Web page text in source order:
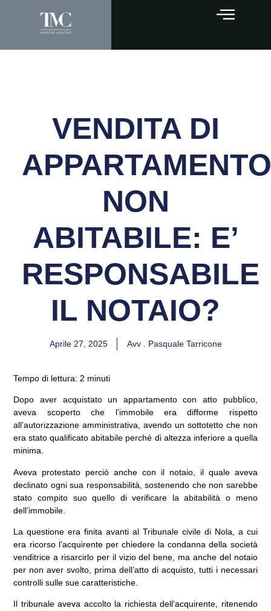
VENDITA DI
APPARTAMENTO
NON
ABITABILE: E’
RESPONSABILE
IL NOTAIO?
Aprile 27, 2025 Avv . Pasquale Tarricone
Tempo di lettura: 2 minuti
Dopo aver acquistato un appartamento con atto pubblico,
aveva scoperto che l’immobile era difforme rispetto
all’autorizzazione amministrativa, avendo un sottotetto che non
era stato qualificato abitabile perché di altezza inferiore a quella
minima.
Aveva protestato perciò anche con il notaio, il quale aveva
declinato ogni sua responsabilità, sostenendo che non sarebbe
stato compito suo quello di verificare la abitabilità o meno
dell’immobile.
La questione era finita avanti al Tribunale civile di Nola, a cui
era ricorso l’acquirente per chiedere la condanna della società
venditrice a risarcirlo per il vizio del bene, ma anche del notaio
per non aver svolto, prima dell’atto di acquisto, tutti i necessari
controlli sulle sue caratteristiche.
Il tribunale aveva accolto la richiesta dell’acquirente, ritenendo